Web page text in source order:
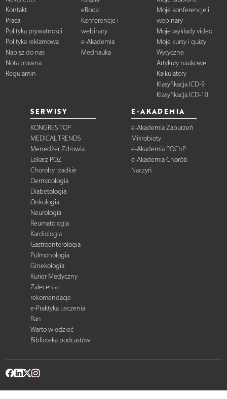
Kontakt
Praca
Polityka prywatności
Polityka reklamowa
Napisz do nas
Nota prawna
Regulamin
eBooki
Konferencje i
webinary
e-Akademia
Mednauka
Moje konferencje i
webinary
Moje wykłady video
Moje kursy i quizy
Wytyczne
Artykuły naukowe
Kalkulatory
Klasyfikacja ICD-9
Klasyfikacja ICD-10
SERWISY
KONGRES TOP
MEDICAL TRENDS
Menedżer Zdrowia
Lekarz POZ
Choroby rzadkie
Dermatologia
Diabetologia
Onkologia
Neurologia
Reumatologia
Kardiologia
Gastroenterologia
Pulmonologia
Ginekologia
Kurier Medyczny
Zalecenia i
rekomendacje
e-Praktyka Leczenia
Ran
Warto wiedzieć
Biblioteka podcastów
E-AKADEMIA
e-Akademia Zaburzeń
Mikrobioty
e-Akademia POChP
e-Akademia Chorób
Naczyń